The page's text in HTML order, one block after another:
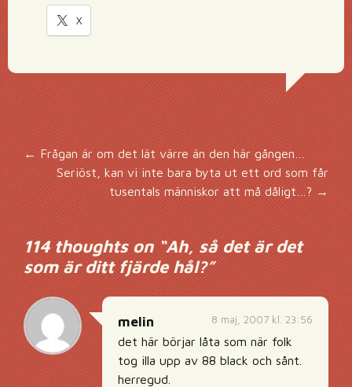
X
Inläggsnavigering
←Frågan är om det lät värre än den här gången…
Seriöst, kan vi inte bara byta ut ett ord som får
tusentals människor att må dåligt…?→
114 thoughts on “Ah, så det är det
som är ditt fjärde hål?”
8 maj, 2007 kl. 23:56
melin
det här börjar låta som när folk
tog illa upp av 88 black och sånt.
herregud.